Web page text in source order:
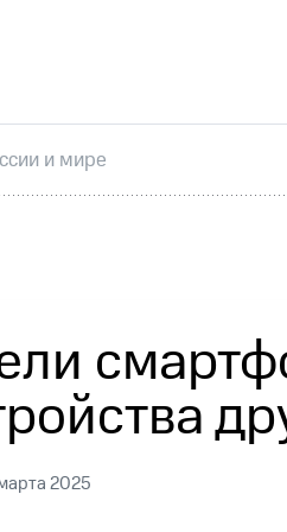
отчетность
информации
Акционерный капитал
и мире
2025